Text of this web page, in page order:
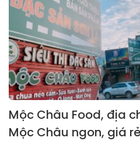
Mộc Châu Food, địa
Mộc Châu ngon, giá rẻ